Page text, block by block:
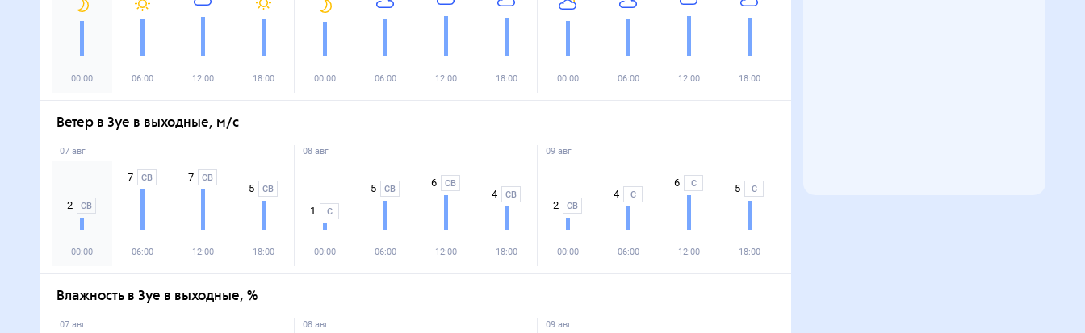
00:00 06:00 12:00 18:00 00:00 06:00 12:00 18:00 00:00 06:00 12:00 18:00
Ветер в Зуе в выходные, м/с
07 авг
2 СВ
00:00
7 СВ
06:00
7 СВ
12:00
5 СВ
18:00
08 авг
1 С
00:00
5 СВ
06:00
6 СВ
12:00
4 СВ
18:00
09 авг
2 СВ
00:00
4 С
06:00
6 С
12:00
5 С
18:00
Влажность в Зуе в выходные, %
07 авг 08 авг 09 авг